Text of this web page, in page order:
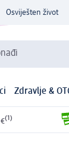
Osviješten život
Zdravlje &
(1)